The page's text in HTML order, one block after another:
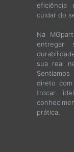
eficiência
cuidar do
Na
entregar
sua real
direto
trocar
prática.